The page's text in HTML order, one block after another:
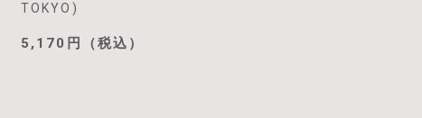
TOKYO)
5,170円（税込）